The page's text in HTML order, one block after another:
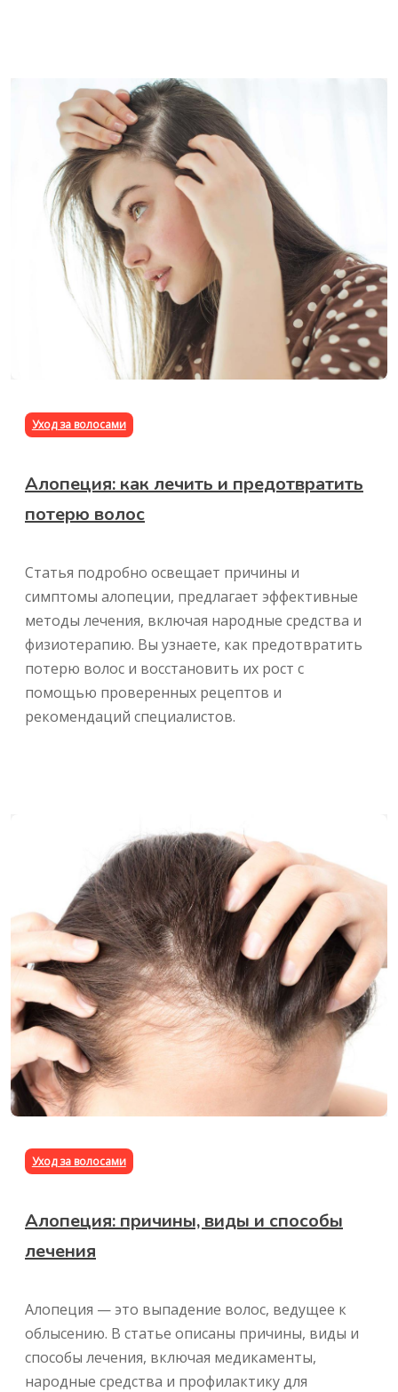
Уход за волосами
Алопеция: как лечить и предотвратить
потерю волос
Статья подробно освещает причины и
симптомы алопеции, предлагает эффективные
методы лечения, включая народные средства и
физиотерапию. Вы узнаете, как предотвратить
потерю волос и восстановить их рост с
помощью проверенных рецептов и
рекомендаций специалистов.
Уход за волосами
Алопеция: причины, виды и способы
лечения
Алопеция — это выпадение волос, ведущее к
облысению. В статье описаны причины, виды и
способы лечения, включая медикаменты,
народные средства и профилактику для